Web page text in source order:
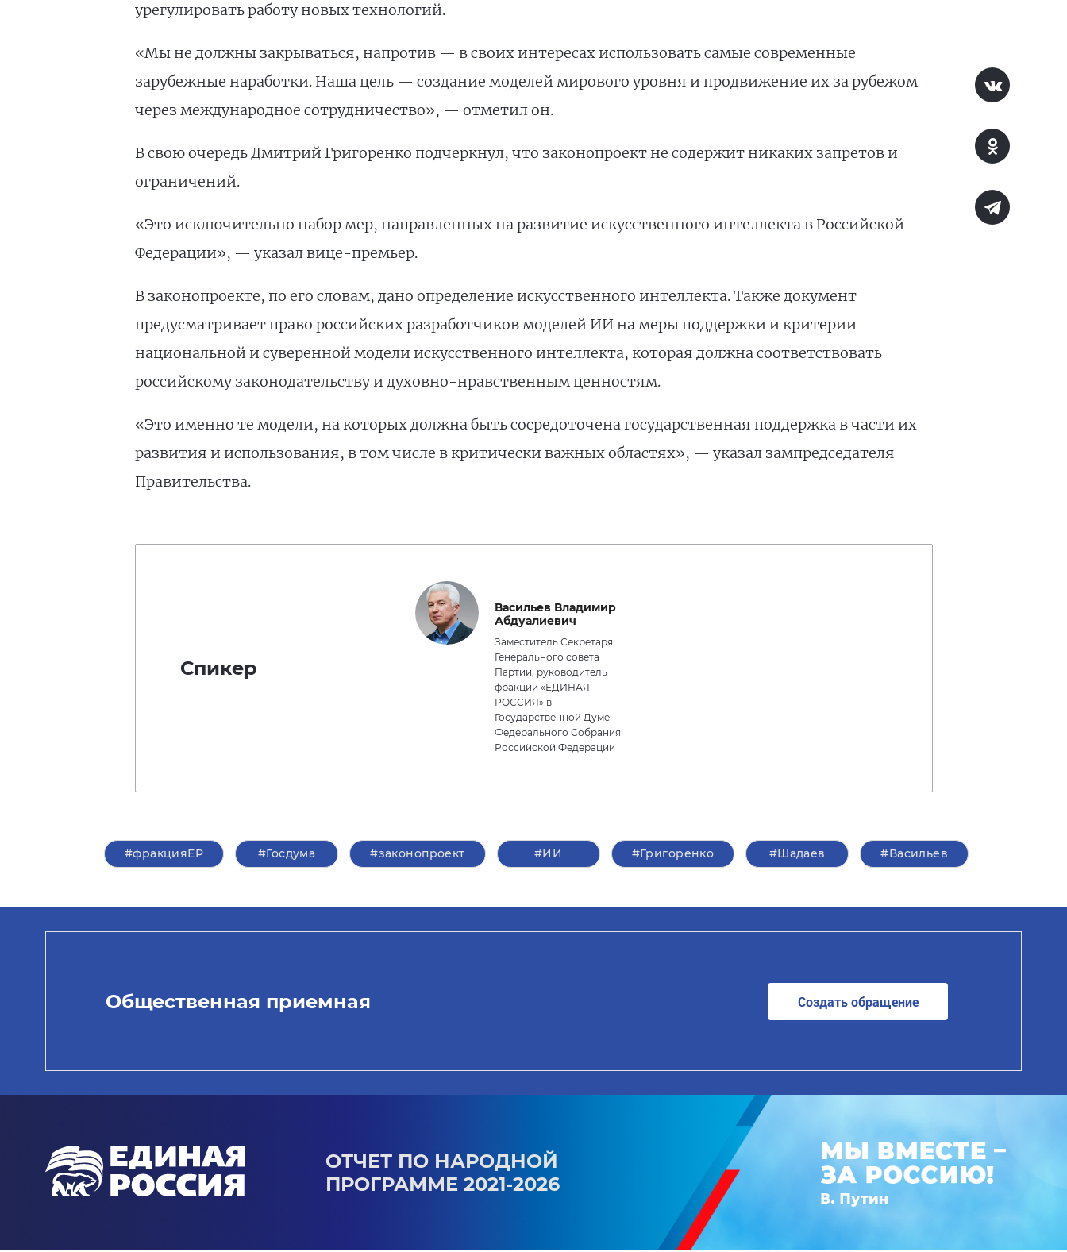
урегулировать работу новых технологий.
«Мы не должны закрываться, напротив — в своих интересах использовать самые современные
зарубежные наработки. Наша цель — создание моделей мирового уровня и продвижение их за рубежом
через международное сотрудничество», — отметил он.
В свою очередь Дмитрий Григоренко подчеркнул, что законопроект не содержит никаких запретов и
ограничений.
«Это исключительно набор мер, направленных на развитие искусственного интеллекта в Российской
Федерации», — указал вице-премьер.
В законопроекте, по его словам, дано определение искусственного интеллекта. Также документ
предусматривает право российских разработчиков моделей ИИ на меры поддержки и критерии
национальной и суверенной модели искусственного интеллекта, которая должна соответствовать
российскому законодательству и духовно-нравственным ценностям.
«Это именно те модели, на которых должна быть сосредоточена государственная поддержка в части их
развития и использования, в том числе в критически важных областях», — указал зампредседателя
Правительства.
Спикер
Васильев Владимир
Абдуалиевич
Заместитель Секретаря
Генерального совета
Партии, руководитель
фракции «ЕДИНАЯ
РОССИЯ» в
Государственной Думе
Федерального Собрания
Российской Федерации
#фракцияЕР #Госдума #законопроект #ИИ #Григоренко #Шадаев #Васильев
Общественная приемная Создать обращение
ОТЧЕТ ПО НАРОДНОЙ
ПРОГРАММЕ 2021-2026